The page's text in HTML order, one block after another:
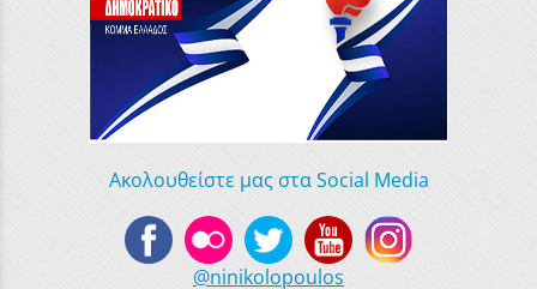
Ακολουθείστε μας στα Social Media
@ninikolopoulos